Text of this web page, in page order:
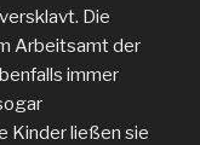
Die
Arbeitsamt der
immer
Kinder ließen sie